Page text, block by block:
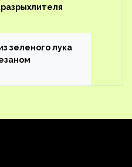
зеленого лука